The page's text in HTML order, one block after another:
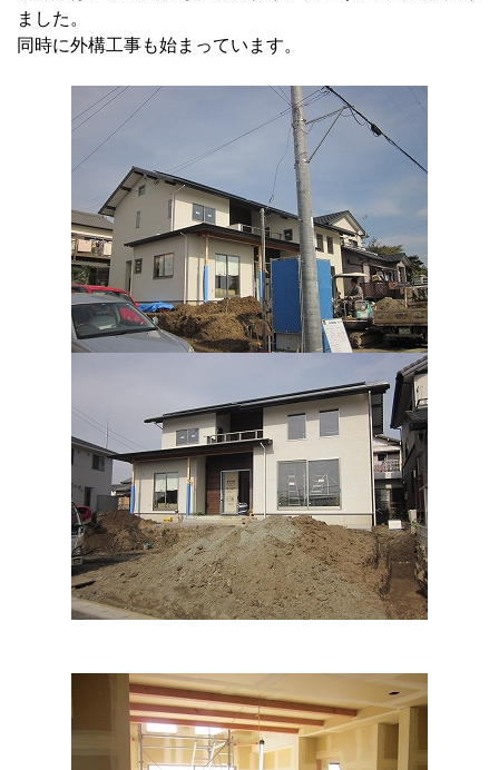
ました。
同時に外構工事も始まっています。